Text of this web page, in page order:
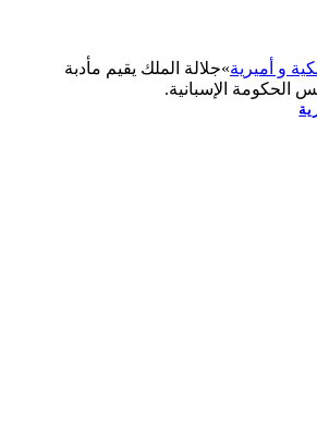
و أميرية»جلالة الملك يقيم مأدبة
الإسبانية.